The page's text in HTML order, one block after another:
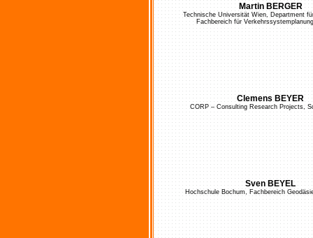
Martin BERGER
Technische Universität Wien, Department
Fachbereich für
Clemens BEYER
CORP – Consulting Research Projects,
Sven BEYEL
Hochschule Bochum, Fachbereich